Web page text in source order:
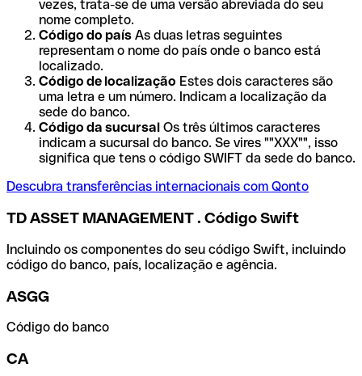
vezes, trata-se de uma versão abreviada do seu
nome completo.
Código do país As duas letras seguintes
representam o nome do país onde o banco está
localizado.
Código de localização Estes dois caracteres são
uma letra e um número. Indicam a localização da
sede do banco.
Código da sucursal Os três últimos caracteres
indicam a sucursal do banco. Se vires ""XXX"", isso
significa que tens o código SWIFT da sede do banco.
Descubra transferências internacionais com Qonto
TD ASSET MANAGEMENT . Código Swift
Incluindo os componentes do seu código Swift, incluindo
código do banco, país, localização e agência.
ASGG
Código do banco
CA